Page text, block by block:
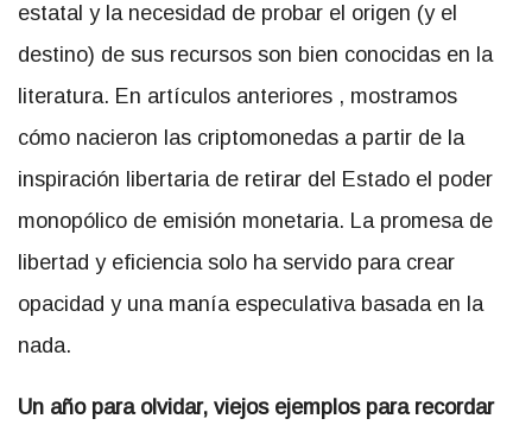
estatal y la necesidad de probar el origen (y el
destino) de sus recursos son bien conocidas en la
literatura. En artículos anteriores , mostramos
cómo nacieron las criptomonedas a partir de la
inspiración libertaria de retirar del Estado el poder
monopólico de emisión monetaria. La promesa de
libertad y eficiencia solo ha servido para crear
opacidad y una manía especulativa basada en la
nada.
Un año para olvidar, viejos ejemplos para recordar